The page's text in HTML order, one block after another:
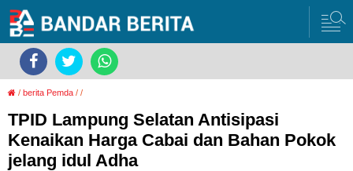
/ berita Pemda / /
TPID Lampung Selatan Antisipasi
Kenaikan Harga Cabai dan Bahan Pokok
jelang idul Adha